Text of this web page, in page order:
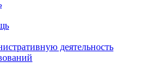
деятельность